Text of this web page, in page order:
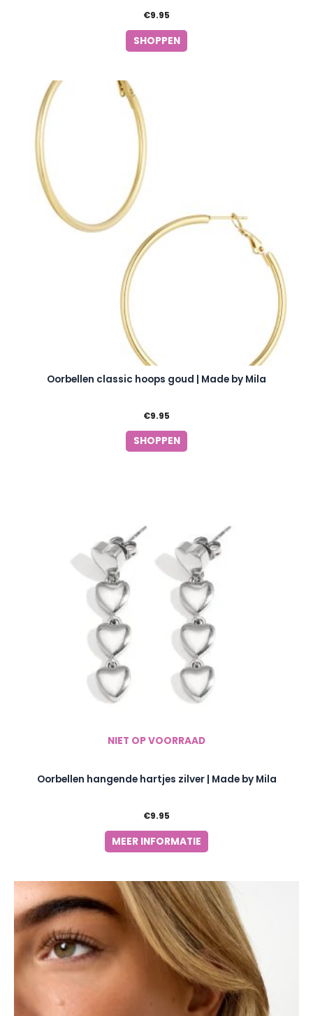
€9.95
SHOPPEN
Oorbellen classic hoops goud | Made by Mila
€9.95
SHOPPEN
NIET OP VOORRAAD
Oorbellen hangende hartjes zilver | Made by Mila
€9.95
MEER INFORMATIE